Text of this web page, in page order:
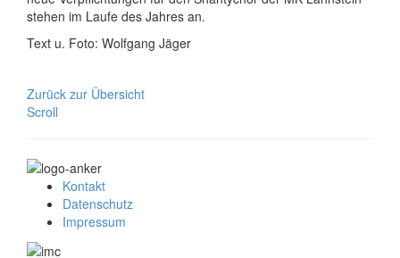
stehen im Laufe des Jahres an.
Text u. Foto: Wolfgang Jäger
Zurück zur Übersicht
Scroll
Kontakt
Datenschutz
Impressum